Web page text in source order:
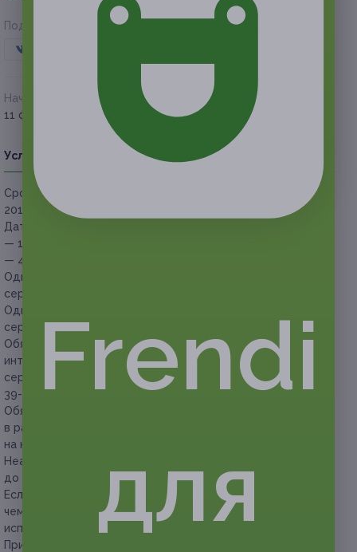
Поделиться с друзьями
Начало действия
11 февраля 2018 г.
Окончание действия
31 марта 2018 г.
Условия Гарантии Адреса
Срок действия сертификатов:
с 11 февраля до 31 марта
2018 г. (включительно).
Даты заездов:
— 11, 18, 25 февраля 2018 г.,
— 4, 11, 18, 25 марта 2018 г.
Один человек может использовать только один
сертификат за время проведения акции.
Один человек может купить неограниченное количество
сертификатов в подарок.
Обязательно предварительное бронирование
интересующей вас даты заезда с указанием номера
сертификата по телефонам: +7 (8352) 38-55-88, +7 (8352)
39-55-29.
Обязательно предъявляйте при заселении сертификат
в распечатанном или электронном виде, а также паспорт
на каждого из проживающих.
Неактивированный сертификат можно вернуть
до окончания его срока действия.
Если участник акции отменяет дату бронирования менее
чем за 3 суток до даты заезда, сертификат считается
использованным и возврату не подлежит.
При выезде раньше указанного срока услуга считается
Frendi
для